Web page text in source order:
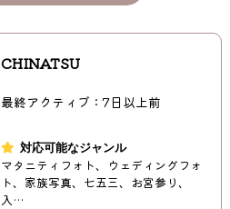
CHINATSU
最終アクティブ：7日以上前
対応可能なジャンル
マタニティフォト、ウェディングフォ
ト、家族写真、七五三、お宮参り、
入…